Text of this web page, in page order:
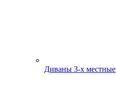
Диваны 3-х местные